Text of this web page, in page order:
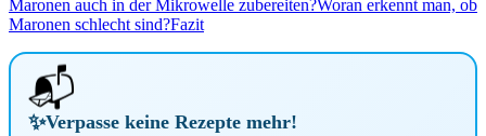
Maronen auch in der Mikrowelle zubereiten?Woran erkennt man, ob
Maronen schlecht sind?Fazit
📬
✨Verpasse keine Rezepte mehr!